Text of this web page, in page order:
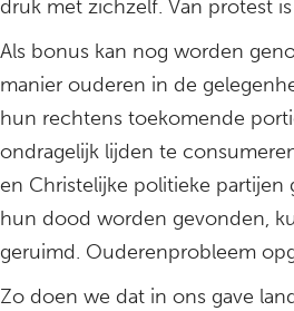
druk met zichzelf. Van protest
Als bonus kan nog worden
manier ouderen in de
hun rechtens toekomende
ondragelijk lijden te
en Christelijke politieke partijen
hun dood worden gevonden,
geruimd. Ouderenprobleem
Zo doen we dat in ons gave